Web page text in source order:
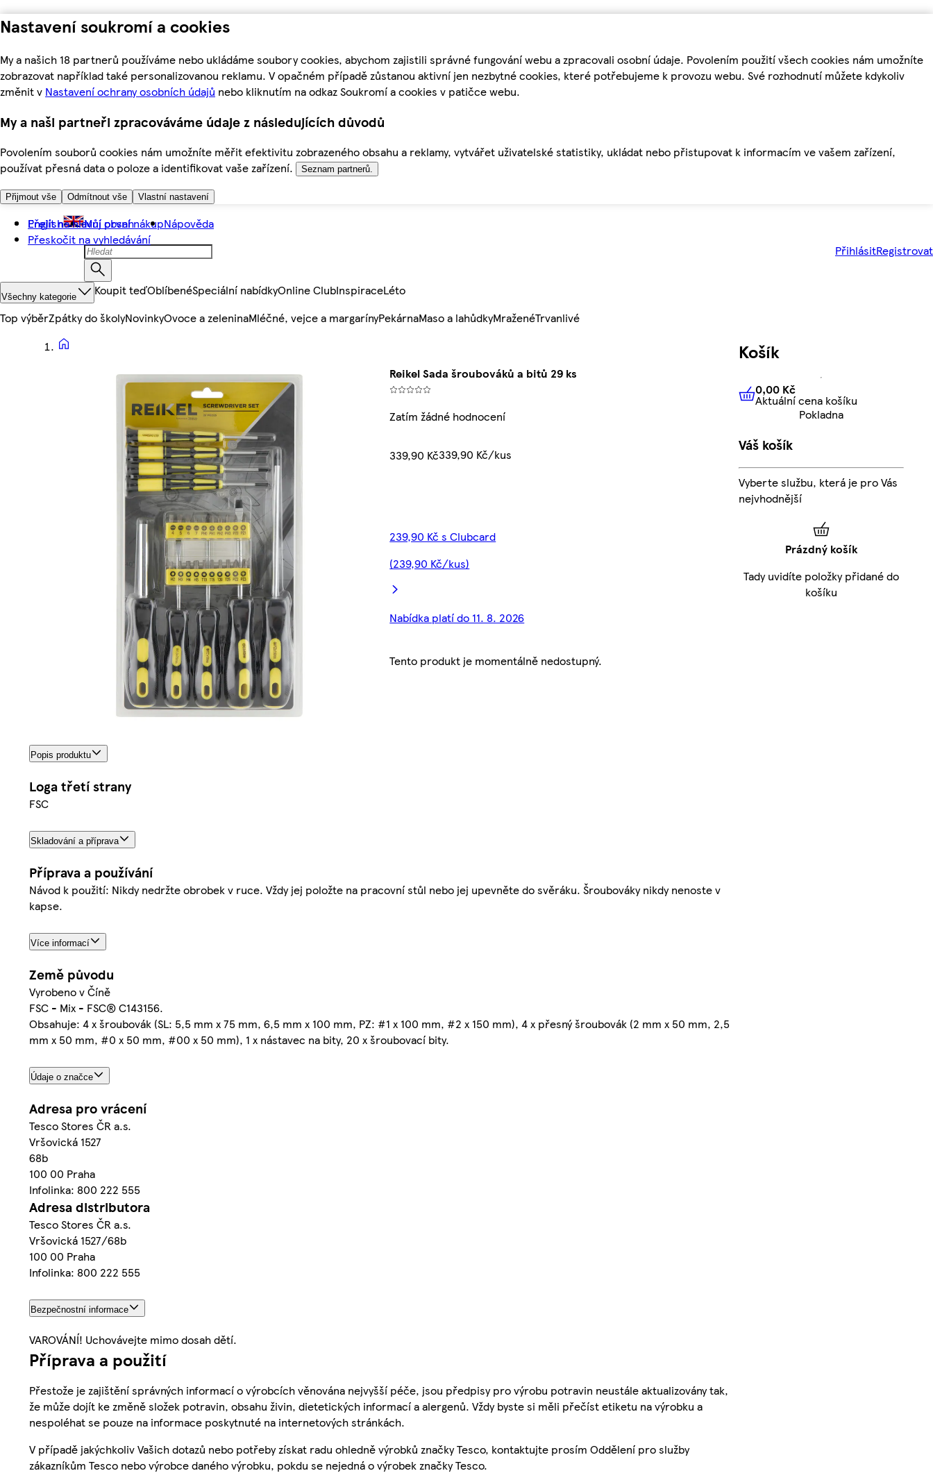
Nastavení soukromí a cookies
My a našich 18 partnerů používáme nebo ukládáme soubory cookies, abychom zajistili správné fungování webu a zpracovali osobní údaje. Povolením použití všech cookies nám umožníte
zobrazovat například také personalizovanou reklamu. V opačném případě zůstanou aktivní jen nezbytné cookies, které potřebujeme k provozu webu. Své rozhodnutí můžete kdykoliv
změnit v Nastavení ochrany osobních údajů nebo kliknutím na odkaz Soukromí a cookies v patičce webu.
My a naši partneři zpracováváme údaje z následujících důvodů
Povolením souborů cookies nám umožníte měřit efektivitu zobrazeného obsahu a reklamy, vytvářet uživatelské statistiky, ukládat nebo přistupovat k informacím ve vašem zařízení,
používat přesná data o poloze a identifikovat vaše zařízení.
Seznam partnerů.
Přijmout vše Odmítnout vše Vlastní nastavení
Přejít na hlavní obsah
Přeskočit na vyhledávání
English Můj první nákupNápověda
PřihlásitRegistrovat
Všechny kategorie Koupit teďOblíbenéSpeciální nabídkyOnline ClubInspiraceLéto
Top výběrZpátky do školyNovinkyOvoce a zeleninaMléčné, vejce a margarínyPekárnaMaso a lahůdkyMraženéTrvanlivé
Reikel Sada šroubováků a bitů 29 ks
Zatím žádné hodnocení
339,90 Kč339,90 Kč/kus
239,90 Kč s Clubcard
(239,90 Kč/kus)
Nabídka platí do 11. 8. 2026
Tento produkt je momentálně nedostupný.
Popis produktu
Loga třetí strany
FSC
Skladování a příprava
Příprava a používání
Návod k použití: Nikdy nedržte obrobek v ruce. Vždy jej položte na pracovní stůl nebo jej upevněte do svěráku. Šroubováky nikdy nenoste v
kapse.
Více informací
Země původu
Vyrobeno v Číně
FSC - Mix - FSC® C143156.
Obsahuje: 4 x šroubovák (SL: 5,5 mm x 75 mm, 6,5 mm x 100 mm, PZ: #1 x 100 mm, #2 x 150 mm), 4 x přesný šroubovák (2 mm x 50 mm, 2,5
mm x 50 mm, #0 x 50 mm, #00 x 50 mm), 1 x nástavec na bity, 20 x šroubovací bity.
Údaje o značce
Adresa pro vrácení
Tesco Stores ČR a.s.
Vršovická 1527
68b
100 00 Praha
Infolinka: 800 222 555
Adresa distributora
Tesco Stores ČR a.s.
Vršovická 1527/68b
100 00 Praha
Infolinka: 800 222 555
Bezpečnostní informace
VAROVÁNÍ! Uchovávejte mimo dosah dětí.
Příprava a použití
Přestože je zajištění správných informací o výrobcích věnována nejvyšší péče, jsou předpisy pro výrobu potravin neustále aktualizovány tak,
že může dojít ke změně složek potravin, obsahu živin, dietetických informací a alergenů. Vždy byste si měli přečíst etiketu na výrobku a
nespoléhat se pouze na informace poskytnuté na internetových stránkách.
V případě jakýchkoliv Vašich dotazů nebo potřeby získat radu ohledně výrobků značky Tesco, kontaktujte prosím Oddělení pro služby
zákazníkům Tesco nebo výrobce daného výrobku, pokdu se nejedná o výrobek značky Tesco.
Košík
0,00 KčAktuální cena košíku
0,00 Kč
Aktuální cena košíku
Pokladna
Váš košík
Vyberte službu, která je pro Vás
nejvhodnější
Prázdný košík
Tady uvidíte položky přidané do
košíku